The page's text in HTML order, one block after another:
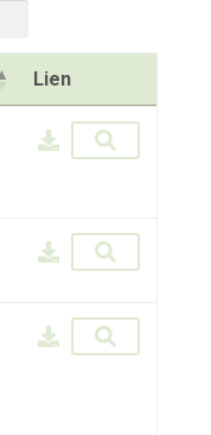
Lien